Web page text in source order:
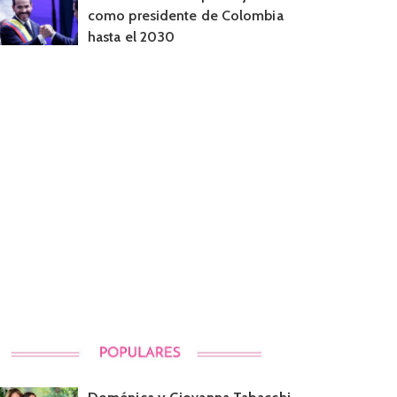
como presidente de Colombia
hasta el 2030